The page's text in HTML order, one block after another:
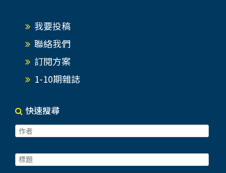
我要投稿
聯絡我們
訂閱方案
1-10期雜誌
快速搜尋